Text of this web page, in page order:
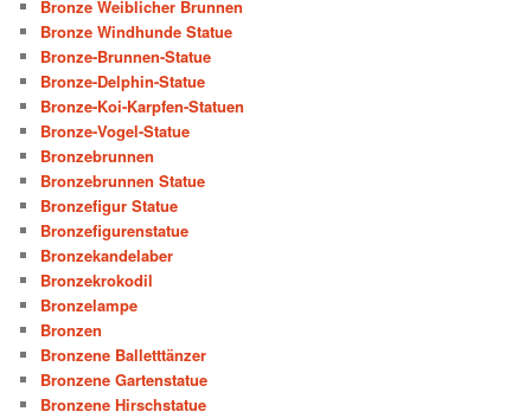
Bronze Weiblicher Brunnen
Bronze Windhunde Statue
Bronze-Brunnen-Statue
Bronze-Delphin-Statue
Bronze-Koi-Karpfen-Statuen
Bronze-Vogel-Statue
Bronzebrunnen
Bronzebrunnen Statue
Bronzefigur Statue
Bronzefigurenstatue
Bronzekandelaber
Bronzekrokodil
Bronzelampe
Bronzen
Bronzene Balletttänzer
Bronzene Gartenstatue
Bronzene Hirschstatue